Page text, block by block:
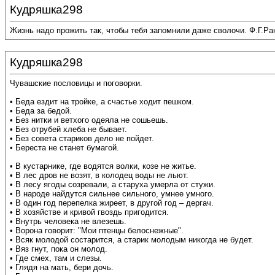
Кудряшка298
Жизнь надо прожить так, чтобы тебя запомнили даже сволочи.
Кудряшка298
Чувашские пословицы и поговорки.
• Беда ездит на тройке, а счастье ходит пешком.
• Беда за бедой.
• Без нитки и ветхого одеяла не сошьешь.
• Без отрубей хлеба не бывает.
• Без совета стариков дело не пойдет.
• Береста не станет бумагой.
• В кустарнике, где водятся волки, козе не житье.
• В лес дров не возят, в колодец воды не льют.
• В лесу ягоды созревали, а старуха умерла от стужи.
• В народе найдутся сильнее сильного, умнее умного.
• В один год перепелка жиреет, в другой год – дергач.
• В хозяйстве и кривой гвоздь пригодится.
• Внутрь человека не влезешь.
• Ворона говорит: "Мои птенцы белоснежные".
• Всяк молодой состарится, а старик молодым никогда не будет.
• Вяз гнут, пока он молод.
• Где смех, там и слезы.
• Глядя на мать, бери дочь.